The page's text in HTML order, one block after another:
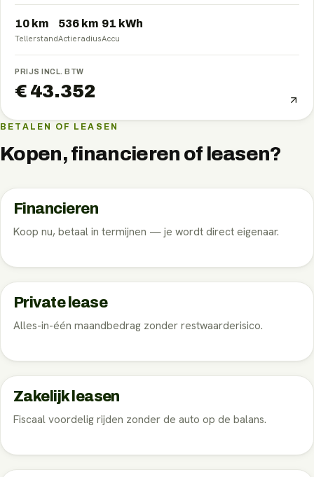
10 km
Tellerstand
536 km
Actieradius
91 kWh
Accu
PRIJS INCL. BTW
€ 43.352
BETALEN OF LEASEN
Kopen, financieren of leasen?
Financieren
Koop nu, betaal in termijnen — je wordt direct eigenaar.
Private lease
Alles-in-één maandbedrag zonder restwaarderisico.
Zakelijk leasen
Fiscaal voordelig rijden zonder de auto op de balans.